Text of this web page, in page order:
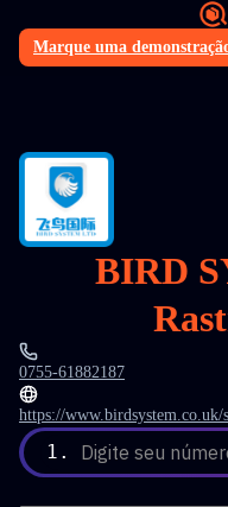
Marque uma
PT
BIRD
0755-61882187
https://
1. Digite seu